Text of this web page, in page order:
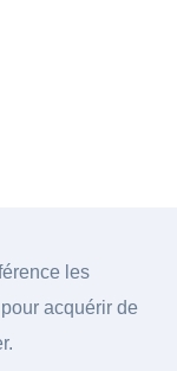
les
acquérir de